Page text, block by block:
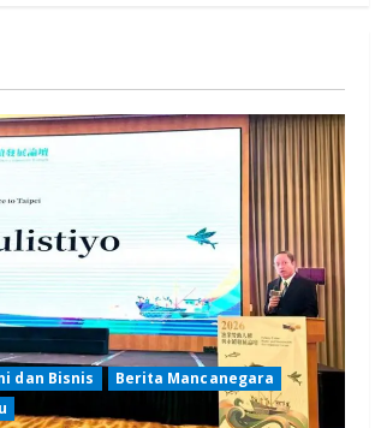
dan Bisnis
Berita Mancanegara